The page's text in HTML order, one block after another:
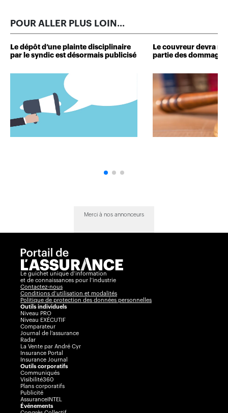
POUR ALLER PLUS LOIN...
Le dépôt d’une plainte disciplinaire
par le syndic est désormais publicisé
Le couvreur devra
partie des dommages
Merci à nos annonceurs
Le guichet unique d’information
et de connaissances pour l’industrie
Contactez-nous
Conditions d’utilisation et modalités
Politique de protection des données personnelles
Outils individuels
Niveau PRO
Niveau EXÉCUTIF
Comparateur
Journal de l’assurance
Radar
La Vente par André Cyr
Insurance Portal
Insurance Journal
Outils corporatifs
Communiqués
Visibilité360
Plans corporatifs
Publicité
AssuranceINTEL
Événements